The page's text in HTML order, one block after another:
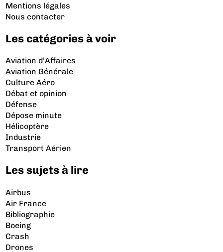
Mentions légales
Nous contacter
Les catégories à voir
Aviation d’Affaires
Aviation Générale
Culture Aéro
Débat et opinion
Défense
Dépose minute
Hélicoptère
Industrie
Transport Aérien
Les sujets à lire
Airbus
Air France
Bibliographie
Boeing
Crash
Drones